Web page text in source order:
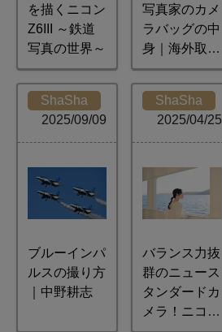
を描くニコン
Z6III ～鉄道
写真の世界～
写真家のカメ
ラバッグの中
身｜海外取材
時の機材を解
説
ShaSha
2025/09/09
ブルーインパ
ルスの撮り方
｜中野耕志
ShaSha
2025/04/25
バランス力抜
群のニュース
タンダードカ
メラ！ニコン